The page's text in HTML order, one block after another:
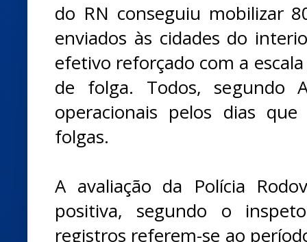
do RN conseguiu mobilizar
enviados às cidades do
efetivo reforçado com a
de folga. Todos, segundo
operacionais pelos dias
folgas.
A avaliação da Polícia
positiva, segundo o
registros referem-se ao